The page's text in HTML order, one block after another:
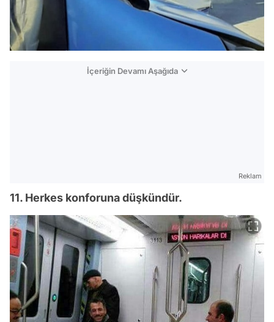
İçeriğin Devamı Aşağıda
Reklam
11. Herkes konforuna düşkündür.